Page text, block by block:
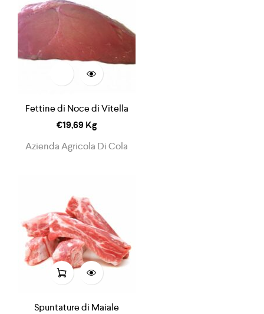
Fettine di Noce di Vitella
€19,69 Kg
Azienda Agricola Di Cola
Spuntature di Maiale